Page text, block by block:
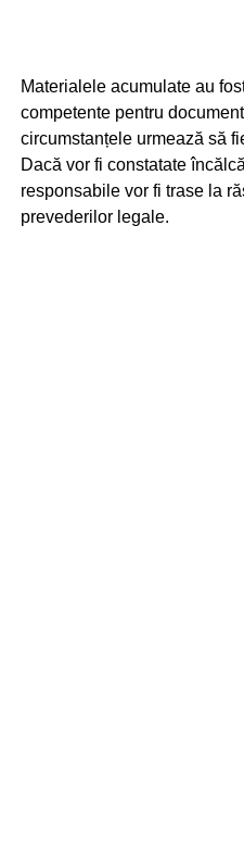
Materialele acumulate au
competente pentru
circumstanțele urmează să
Dacă vor fi constatate
responsabile vor fi trase la
prevederilor legale.